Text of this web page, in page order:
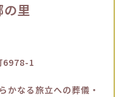
里
6978-1
かなる旅立への葬儀・